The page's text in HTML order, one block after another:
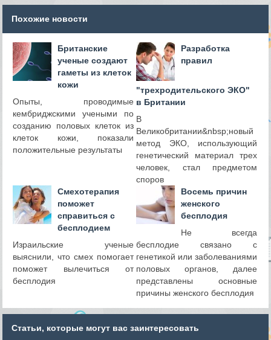
Похожие новости
Британские
ученые создают
гаметы из клеток
кожи
Опыты, проводимые
кембриджскими учеными по
созданию половых клеток из
клеток кожи, показали
положительные результаты
Разработка
правил
"трехродительского ЭКО"
в Британии
В
Великобритании&nbsp;новый
метод ЭКО, использующий
генетический материал трех
человек, стал предметом
споров
Смехотерапия
поможет
справиться с
бесплодием
Израильские ученые
выяснили, что смех помогает
поможет вылечиться от
бесплодия
Восемь причин
женского
бесплодия
Не всегда
бесплодие связано с
генетикой или заболеваниями
половых органов, далее
представлены основные
причины женского бесплодия
Статьи, которые могут вас заинтересовать